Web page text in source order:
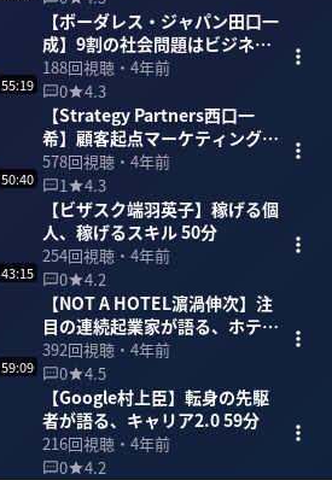
【ボーダレス・ジャパン田口一
成】9割の社会問題はビジネス
で解決できる 48分
188回視聴・ 4年前
0
4.3
55:19
【Strategy Partners西口一
希】顧客起点マーケティングを
語り尽くす 55分
578回視聴・ 4年前
1
4.3
50:40
【ビザスク端羽英子】稼げる個
人、稼げるスキル 50分
254回視聴・ 4年前
0
4.2
43:15
【NOT A HOTEL濵渦伸次】注
目の連続起業家が語る、ホテ
ル・住宅のDX 43分
392回視聴・ 4年前
0
4.5
59:09
【Google村上臣】転身の先駆
者が語る、キャリア2.0 59分
216回視聴・ 4年前
0
4.2